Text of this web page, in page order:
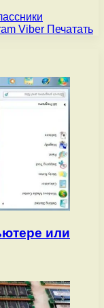
Viber Печатать
или